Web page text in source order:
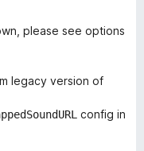
please see options
legacy version of
config in